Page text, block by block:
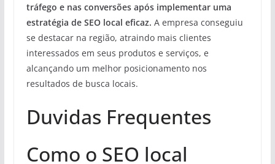
tráfego e nas conversões após implementar uma
estratégia de SEO local eficaz. A empresa conseguiu
se destacar na região, atraindo mais clientes
interessados em seus produtos e serviços, e
alcançando um melhor posicionamento nos
resultados de busca locais.
Duvidas Frequentes
Como o SEO local